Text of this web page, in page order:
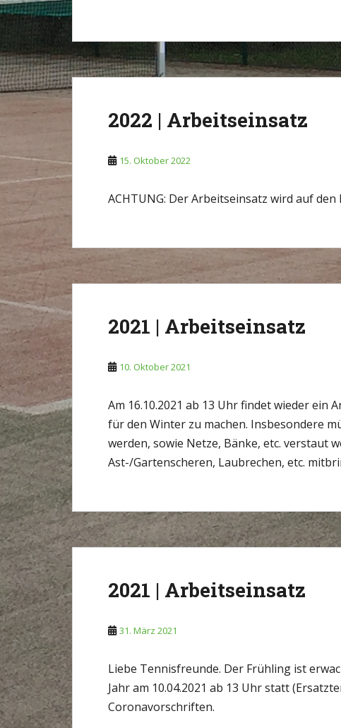
2022 | Arbeitseinsatz
15. Oktober 2022
ACHTUNG: Der Arbeitseinsatz wird auf
2021 | Arbeitseinsatz
10. Oktober 2021
Am 16.10.2021 ab 13 Uhr findet wieder ein
für den Winter zu machen. Insbesondere
werden, sowie Netze, Bänke, etc. verstaut
Ast-/Gartenscheren, Laubrechen, etc.
2021 | Arbeitseinsatz
31. März 2021
Liebe Tennisfreunde. Der Frühling ist
Jahr am 10.04.2021 ab 13 Uhr statt
Coronavorschriften.